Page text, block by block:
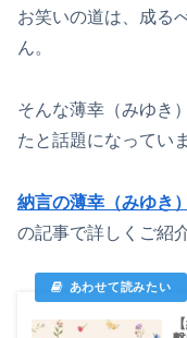
お笑いの道は、成る
ん。
そんな薄幸（みゆき
たと話題になってい
納言の薄幸（みゆき
の記事で詳しくご紹